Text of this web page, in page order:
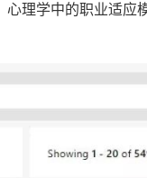
理学中的职业适